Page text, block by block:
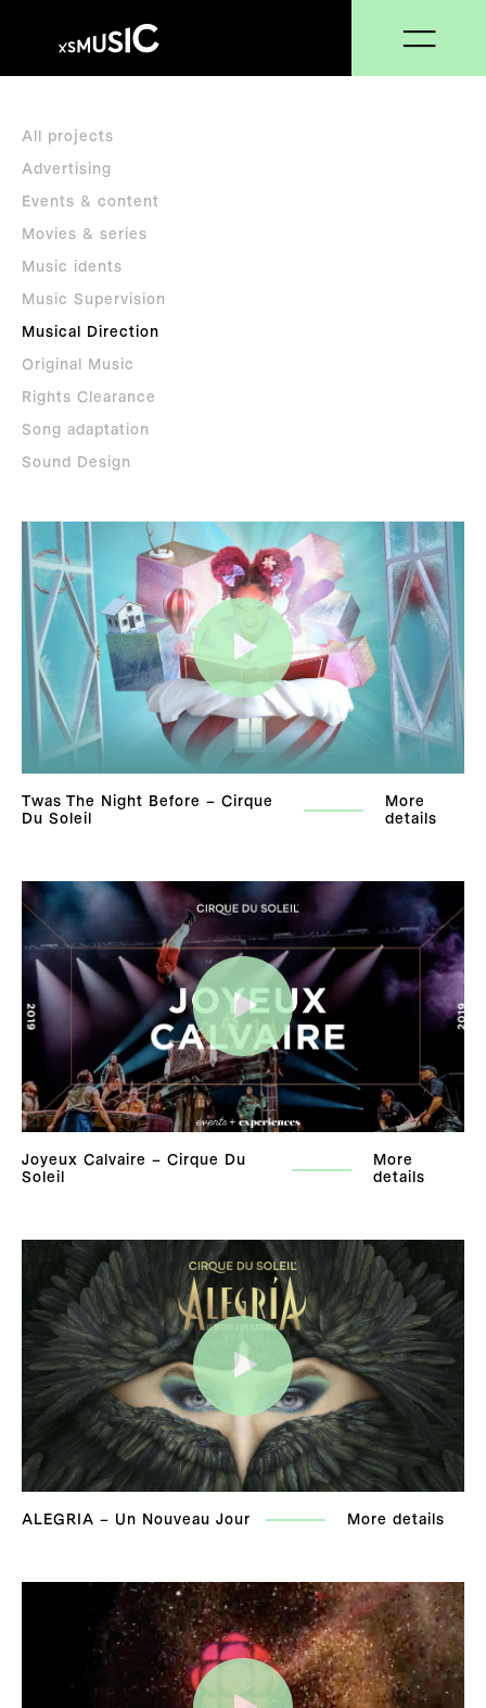
All projects
Advertising
Events & content
Movies & series
Music idents
Music Supervision
Musical Direction
Original Music
Rights Clearance
Song adaptation
Sound Design
Twas The Night Before – Cirque
Du Soleil
More
details
Joyeux Calvaire – Cirque Du
Soleil
More
details
ALEGRIA – Un Nouveau Jour More details